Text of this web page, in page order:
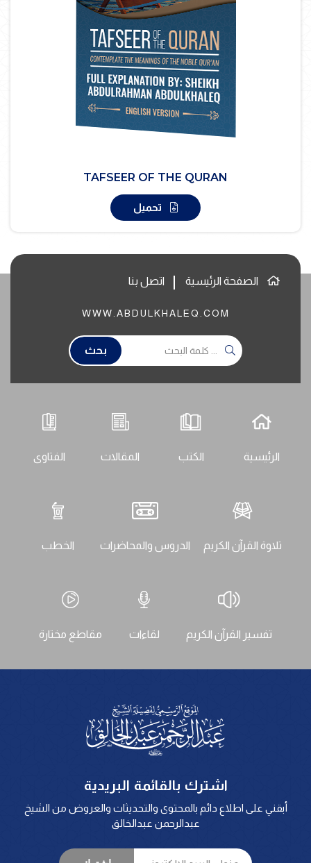
TAFSEER OF THE QURAN
تحميل
الصفحة الرئيسية اتصل بنا
WWW.ABDULKHALEQ.COM
بحث
الرئيسية الكتب المقالات الفتاوى
تلاوة القرآن الكريم الدروس والمحاضرات الخطب
تفسير القرآن الكريم لقاءات مقاطع مختارة
اشترك بالقائمة البريدية
أبقني على اطلاع دائم بالمحتوى والتحديثات والعروض من الشيخ
عبدالرحمن عبدالخالق